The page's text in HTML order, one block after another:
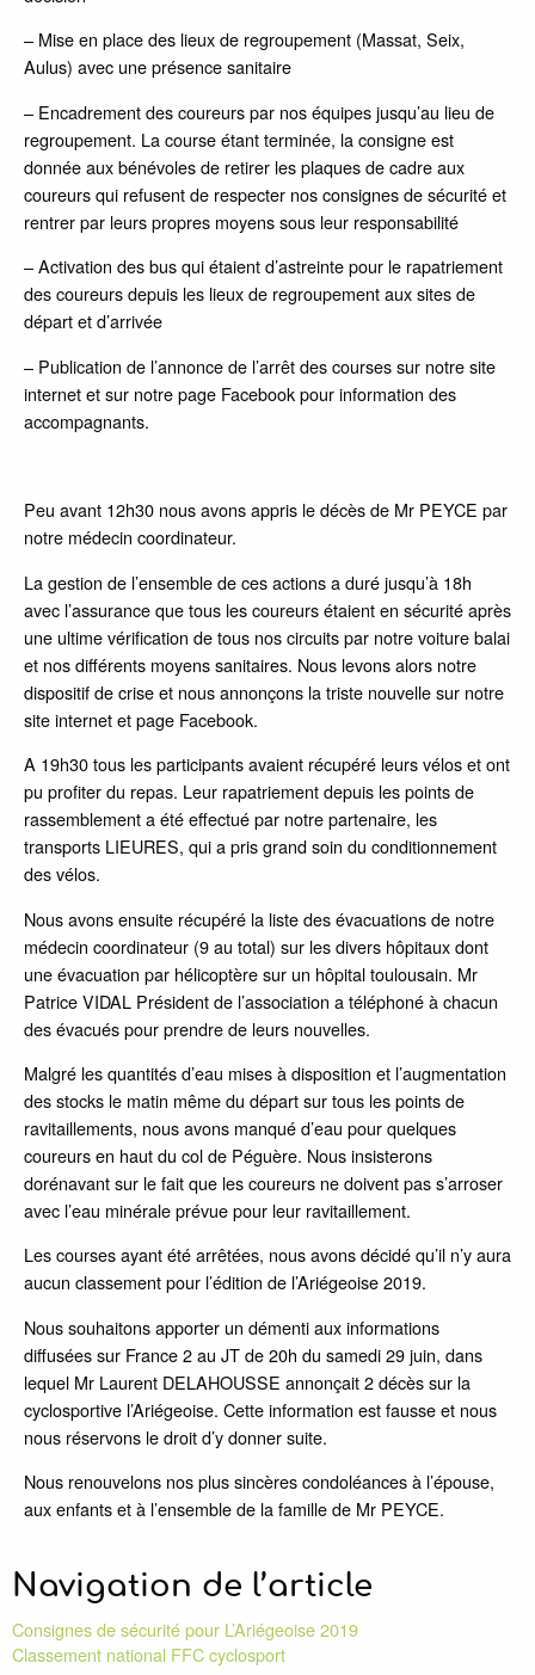
– Mise en place des lieux de regroupement (Massat, Seix,
Aulus) avec une présence sanitaire
– Encadrement des coureurs par nos équipes jusqu’au lieu de
regroupement. La course étant terminée, la consigne est
donnée aux bénévoles de retirer les plaques de cadre aux
coureurs qui refusent de respecter nos consignes de sécurité et
rentrer par leurs propres moyens sous leur responsabilité
– Activation des bus qui étaient d’astreinte pour le rapatriement
des coureurs depuis les lieux de regroupement aux sites de
départ et d’arrivée
– Publication de l’annonce de l’arrêt des courses sur notre site
internet et sur notre page Facebook pour information des
accompagnants.
Peu avant 12h30 nous avons appris le décès de Mr PEYCE par
notre médecin coordinateur.
La gestion de l’ensemble de ces actions a duré jusqu’à 18h
avec l’assurance que tous les coureurs étaient en sécurité après
une ultime vérification de tous nos circuits par notre voiture balai
et nos différents moyens sanitaires. Nous levons alors notre
dispositif de crise et nous annonçons la triste nouvelle sur notre
site internet et page Facebook.
A 19h30 tous les participants avaient récupéré leurs vélos et ont
pu profiter du repas. Leur rapatriement depuis les points de
rassemblement a été effectué par notre partenaire, les
transports LIEURES, qui a pris grand soin du conditionnement
des vélos.
Nous avons ensuite récupéré la liste des évacuations de notre
médecin coordinateur (9 au total) sur les divers hôpitaux dont
une évacuation par hélicoptère sur un hôpital toulousain. Mr
Patrice VIDAL Président de l’association a téléphoné à chacun
des évacués pour prendre de leurs nouvelles.
Malgré les quantités d’eau mises à disposition et l’augmentation
des stocks le matin même du départ sur tous les points de
ravitaillements, nous avons manqué d’eau pour quelques
coureurs en haut du col de Péguère. Nous insisterons
dorénavant sur le fait que les coureurs ne doivent pas s’arroser
avec l’eau minérale prévue pour leur ravitaillement.
Les courses ayant été arrêtées, nous avons décidé qu’il n’y aura
aucun classement pour l’édition de l’Ariégeoise 2019.
Nous souhaitons apporter un démenti aux informations
diffusées sur France 2 au JT de 20h du samedi 29 juin, dans
lequel Mr Laurent DELAHOUSSE annonçait 2 décès sur la
cyclosportive l’Ariégeoise. Cette information est fausse et nous
nous réservons le droit d’y donner suite.
Nous renouvelons nos plus sincères condoléances à l’épouse,
aux enfants et à l’ensemble de la famille de Mr PEYCE.
Navigation de l’article
Consignes de sécurité pour L’Ariégeoise 2019
Classement national FFC cyclosport